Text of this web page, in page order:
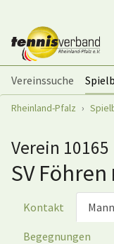
Vereinssuche
Sie sind hier:
Rheinland-Pfalz
Verein 10165
SV Föhren
Kontakt
Begegnungen